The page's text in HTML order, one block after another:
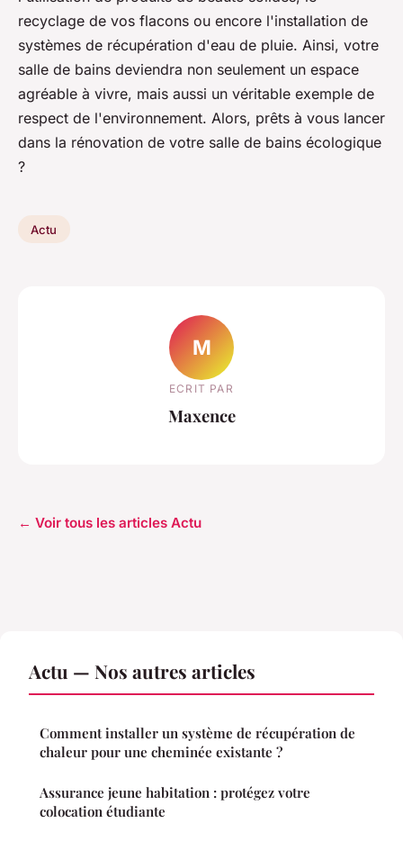
recyclage de vos flacons ou encore l'installation de
systèmes de récupération d'eau de pluie. Ainsi, votre
salle de bains deviendra non seulement un espace
agréable à vivre, mais aussi un véritable exemple de
respect de l'environnement. Alors, prêts à vous lancer
dans la rénovation de votre salle de bains écologique
?
Actu
M
ECRIT PAR
Maxence
← Voir tous les articles Actu
Actu — Nos autres articles
Comment installer un système de récupération de
chaleur pour une cheminée existante ?
Assurance jeune habitation : protégez votre
colocation étudiante